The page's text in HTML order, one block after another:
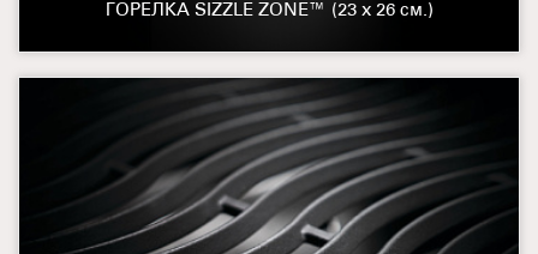
ГОРЕЛКА SIZZLE ZONE™ (23 х 26 см.)